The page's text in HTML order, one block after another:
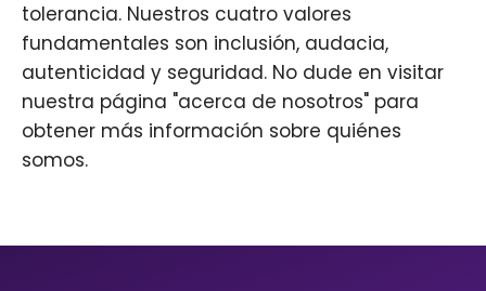
tolerancia. Nuestros cuatro valores
fundamentales son inclusión, audacia,
autenticidad y seguridad. No dude en visitar
nuestra página "acerca de nosotros" para
obtener más información sobre quiénes
somos.